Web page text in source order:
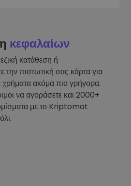
κεφαλαίων
κατάθεση ή
την πιστωτική σας κάρτα για
ακόμα πιο γρήγορα.
να αγοράσετε και 2000+
με το Kriptomat